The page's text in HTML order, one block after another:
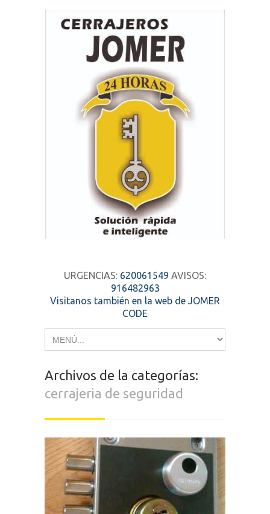
URGENCIAS: 620061549 AVISOS:
916482963
Visitanos también en la web de JOMER
CODE
Archivos de la categorías:
cerrajeria de seguridad